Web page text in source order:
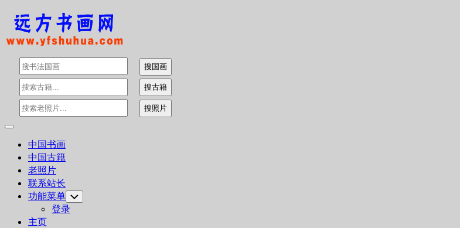
Skip
content
Expand
中国书画
中国古籍
老照片
联系站长
功能菜单 Toggle
Child
Menu
登录
主页